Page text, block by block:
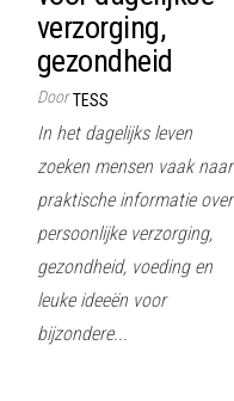
verzorging,
gezondheid
Door TESS
In het dagelijks leven
zoeken mensen vaak naar
praktische informatie over
persoonlijke verzorging,
gezondheid, voeding en
leuke ideeën voor
bijzondere...